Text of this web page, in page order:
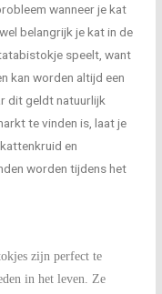
wanneer je kat
belangrijk je kat in de
speelt, want
kan worden altijd een
dit geldt natuurlijk
te vinden is, laat je
en
worden tijdens het
zijn perfect te
in het leven. Ze